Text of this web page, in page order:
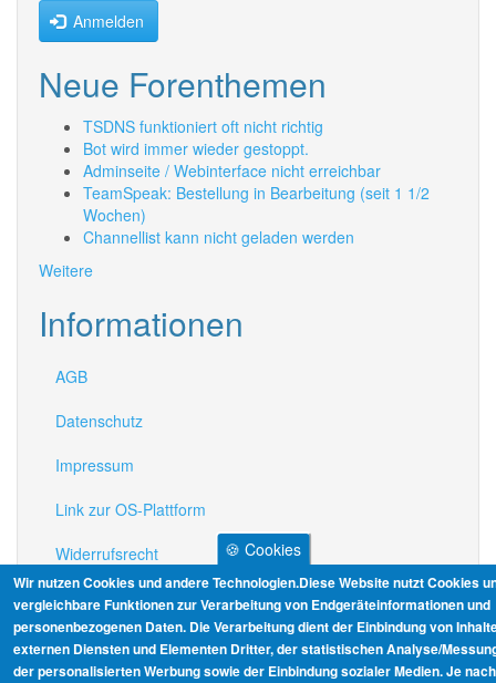
Anmelden
Neue Forenthemen
TSDNS funktioniert oft nicht richtig
Bot wird immer wieder gestoppt.
Adminseite / Webinterface nicht erreichbar
TeamSpeak: Bestellung in Bearbeitung (seit 1 1/2
Wochen)
Channellist kann nicht geladen werden
Weitere
Informationen
AGB
Datenschutz
Impressum
Link zur OS-Plattform
Widerrufsrecht
🍪 Cookies
Wir nutzen Cookies und andere Technologien.Diese Website nutzt Cookies
vergleichbare Funktionen zur Verarbeitung von Endgeräteinformationen und
personenbezogenen Daten. Die Verarbeitung dient der Einbindung von
externen Diensten und Elementen Dritter, der statistischen Analyse/
der personalisierten Werbung sowie der Einbindung sozialer Medien. Je nach